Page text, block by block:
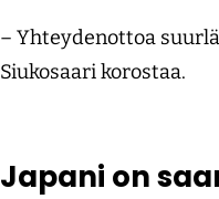
– Yhteydenottoa
Siukosaari korostaa.
Japani on